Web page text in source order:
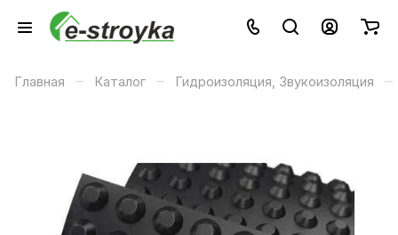
Главная – Каталог – Гидроизоляция, Звукоизоляция –